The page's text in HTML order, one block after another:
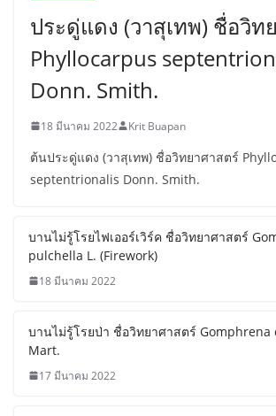
ประดู่แดง (วาสุเทพ) ชื่อวิท
Phyllocarpus
Donn. Smith.
18 มีนาคม 2022 Krit Buapan
ต้นประดู่แดง (วาสุเทพ) ชื่อวิทยาศาสตร์
septentrionalis Donn. Smith.
บานไม่รู้โรยไฟเออร์เวิร์ค ชื่อวิทยาศาสตร์
pulchella L. (Firework)
18 มีนาคม 2022
บานไม่รู้โรยป่า ชื่อวิทยาศาสตร์ Gomphrena
Mart.
17 มีนาคม 2022